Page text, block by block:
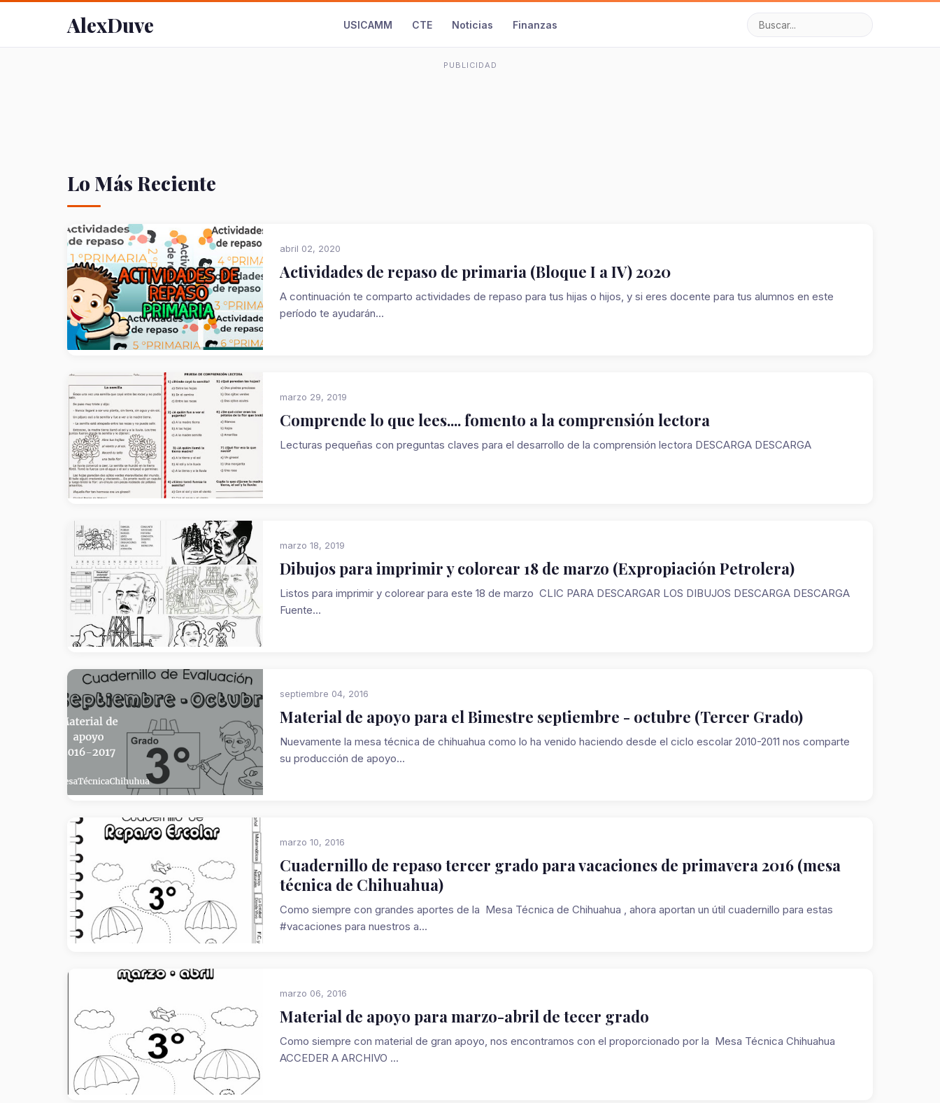
AlexDuve USICAMM CTE Noticias Finanzas
PUBLICIDAD
Lo Más Reciente
abril 02, 2020
Actividades de repaso de primaria (Bloque I a IV) 2020
A continuación te comparto actividades de repaso para tus hijas o hijos, y si eres docente para tus alumnos en este
período te ayudarán...
marzo 29, 2019
Comprende lo que lees.... fomento a la comprensión lectora
Lecturas pequeñas con preguntas claves para el desarrollo de la comprensión lectora DESCARGA DESCARGA
marzo 18, 2019
Dibujos para imprimir y colorear 18 de marzo (Expropiación Petrolera)
Listos para imprimir y colorear para este 18 de marzo CLIC PARA DESCARGAR LOS DIBUJOS DESCARGA DESCARGA
Fuente...
septiembre 04, 2016
Material de apoyo para el Bimestre septiembre - octubre (Tercer Grado)
Nuevamente la mesa técnica de chihuahua como lo ha venido haciendo desde el ciclo escolar 2010-2011 nos comparte
su producción de apoyo...
marzo 10, 2016
Cuadernillo de repaso tercer grado para vacaciones de primavera 2016 (mesa
técnica de Chihuahua)
Como siempre con grandes aportes de la Mesa Técnica de Chihuahua , ahora aportan un útil cuadernillo para estas
#vacaciones para nuestros a...
marzo 06, 2016
Material de apoyo para marzo-abril de tecer grado
Como siempre con material de gran apoyo, nos encontramos con el proporcionado por la Mesa Técnica Chihuahua
ACCEDER A ARCHIVO ...